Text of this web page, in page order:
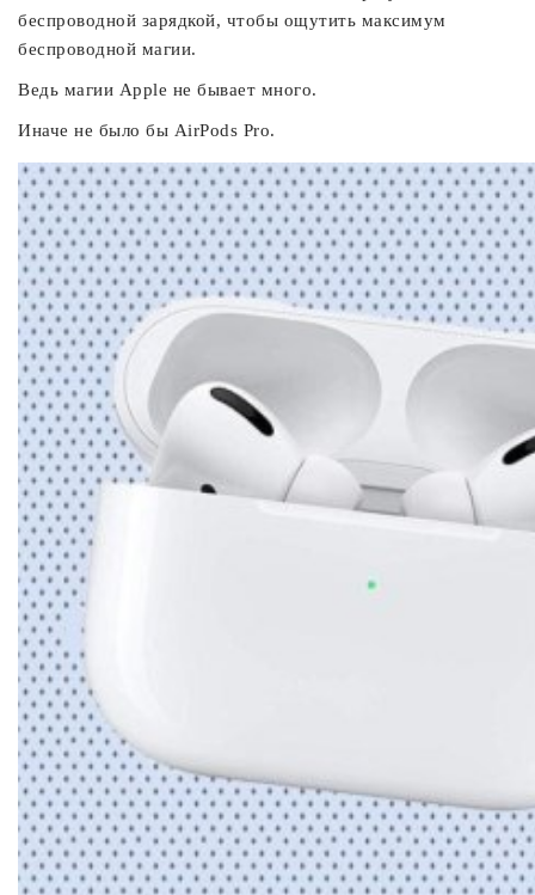
беспроводной зарядкой, чтобы ощутить максимум
беспроводной магии.
Ведь магии Apple не бывает много.
Иначе не было бы AirPods Pro.